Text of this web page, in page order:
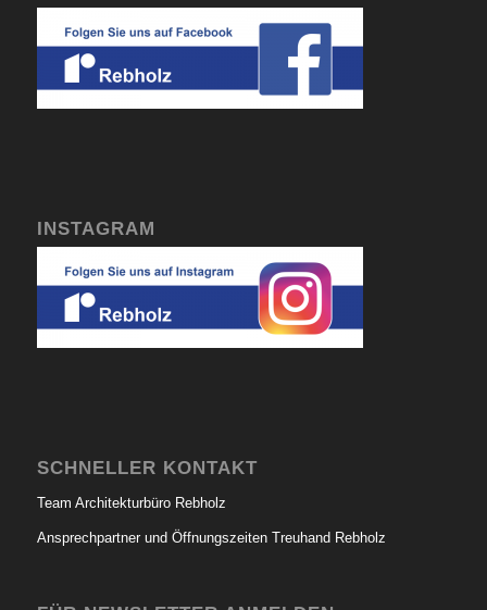
INSTAGRAM
SCHNELLER KONTAKT
Team Architekturbüro Rebholz
Ansprechpartner und Öffnungszeiten Treuhand Rebholz